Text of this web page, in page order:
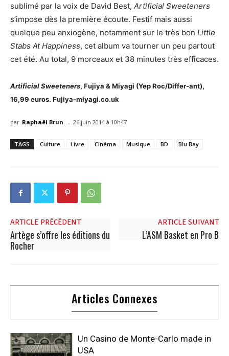
sublimé par la voix de David Best, Artificial Sweeteners
s’impose dès la première écoute. Festif mais aussi
quelque peu anxiogène, notamment sur le très bon Little
Stabs At Happiness, cet album va tourner un peu partout
cet été. Au total, 9 morceaux et 38 minutes très efficaces.
Artificial Sweeteners, Fujiya & Miyagi (Yep Roc/Differ-ant),
16,99 euros. Fujiya-miyagi.co.uk
par Raphaël Brun - 26 juin 2014 à 10h47
TAGS Culture Livre Cinéma Musique BD Blu Bay
ARTICLE PRÉCÉDENT
Artège s’offre les éditions du
Rocher
ARTICLE SUIVANT
L’ASM Basket en Pro B
Articles Connexes
Un Casino de Monte-Carlo made in
USA